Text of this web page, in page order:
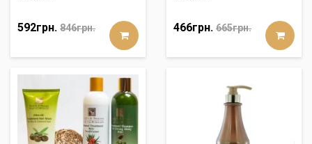
592грн. 846грн. 466грн. 665грн.